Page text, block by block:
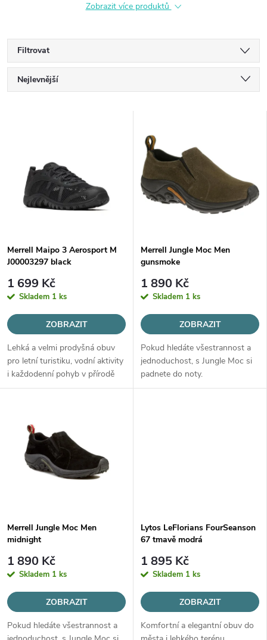
Zobrazit více produktů
Filtrovat
Ř
p
r
o
d
u
Nejlevnější
s
p
r
o
d
u
Merrell Maipo 3 Aerosport M
J00003297 black
1 699 Kč
Skladem 1 ks
ZOBRAZIT
Lehká a velmi prodyšná obuv
pro letní turistiku, vodní aktivity
i každodenní pohyb v přírodě
Merrell Jungle Moc Men
gunsmoke
1 890 Kč
Skladem 1 ks
ZOBRAZIT
Pokud hledáte všestrannost a
jednoduchost, s Jungle Moc si
padnete do noty.
Merrell Jungle Moc Men
midnight
1 890 Kč
Skladem 1 ks
ZOBRAZIT
Pokud hledáte všestrannost a
Lytos LeFlorians FourSeanson
67 tmavě modrá
1 895 Kč
Skladem 1 ks
ZOBRAZIT
Komfortní a elegantní obuv do